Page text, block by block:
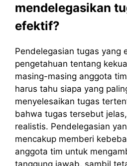
mendelegasikan
efektif?
Pendelegasian tugas yang
pengetahuan tentang
masing-masing anggota
harus tahu siapa yang
menyelesaikan tugas
bahwa tugas tersebut
realistis. Pendelegasian
mencakup memberi
anggota tim untuk
tanggung jawab, sambil